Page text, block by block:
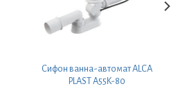
Сифон ванна-автомат ALCA
PLAST A55K-80